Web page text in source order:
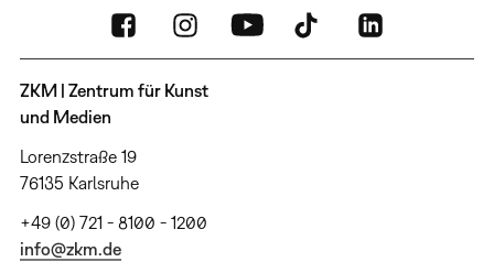
ZKM | Zentrum für Kunst
und Medien
Lorenzstraße 19
76135 Karlsruhe
+49 (0) 721 - 8100 - 1200
info@zkm.de